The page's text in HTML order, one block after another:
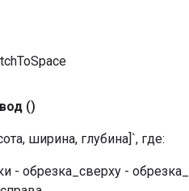
()
ширина, глубина]`, где:
- обрезка_сверху -